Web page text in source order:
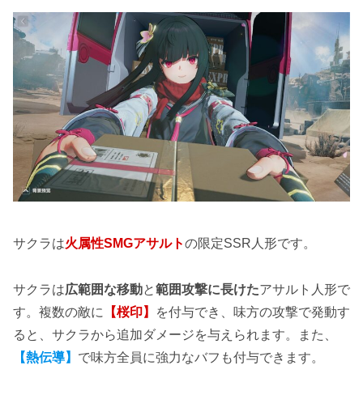
サクラは火属性SMGアサルトの限定SSR人形です。
サクラは広範囲な移動と範囲攻撃に長けたアサルト人形で
す。複数の敵に
【桜印】
を付与でき、味方の攻撃で発動す
ると、サクラから追加ダメージを与えられます。また、
【熱伝導】 で味方全員に強力なバフも付与できます。